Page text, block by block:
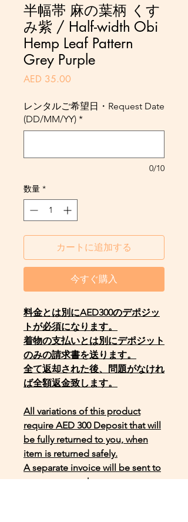
半幅帯 麻の葉柄 くす
み紫 / Half-width Obi
Hemp Leaf Pattern
Grey Purple
AED 35.00価
レンタルご希望日・Request Date
(DD/MM/YY) *
0/10
数量 *
カートに追加する
今すぐ購入
料金とは別にAED300のデポジッ
トが必須になります。
着物の支払いとは別にデポジット
のみの請求書を送ります。
全て返却された後、問題がなけれ
ば全額返金致します。
All variations of this product
require AED 300 Deposit that will
be fully returned to you, when
item is returned safely.
A separate invoice will be sent to
you, upon purchase.